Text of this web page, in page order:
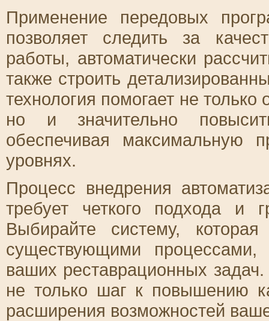
Применение передовых
позволяет следить за
работы, автоматически
также строить
технология помогает не
но и значительно
обеспечивая максимальную
уровнях.
Процесс внедрения
требует четкого подхода и
Выбирайте систему,
существующими процессами,
ваших реставрационных
не только шаг к повышению
расширения возможностей